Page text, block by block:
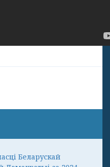
Беларускай